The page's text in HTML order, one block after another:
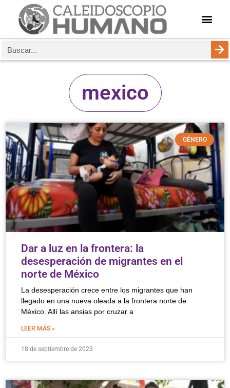
mexico
GÉNERO
Dar a luz en la frontera: la
desesperación de migrantes en el
norte de México
La desesperación crece entre los migrantes que han
llegado en una nueva oleada a la frontera norte de
México. Allí las ansias por cruzar a
LEER MÁS »
18 de septiembre de 2023